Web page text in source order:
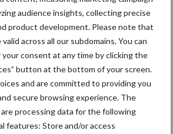
audience insights, collecting precise
product development. Please note that
across all our subdomains. You can
consent at any time by clicking the
button at the bottom of your screen.
and are committed to providing you
secure browsing experience. The
processing data for the following
features: Store and/or access
en zijn er dagelijks seminars door Aeres
en naast elkaar plaats van woensdag
in Biddinghuizen. Met één
bezoeker beide vakbeurzen inclusief alle
de machines op de